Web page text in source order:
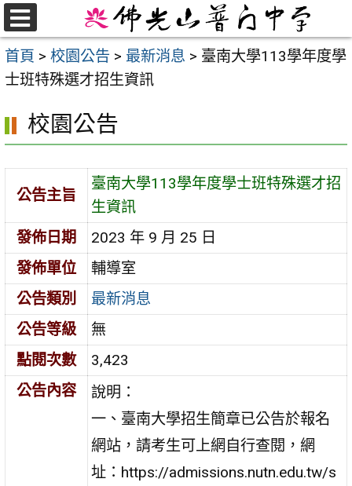
跳
至
主
要
首頁 > 校園公告 > 最新消息 > 臺南大學113學年度學
士班特殊選才招生資訊
校園公告
公告主旨
臺南大學113學年度學士班特殊選才招
生資訊
發佈日期
2023 年 9 月 25 日
發佈單位
輔導室
公告類別
最新消息
公告等級
無
點閱次數
3,423
公告內容
說明：
一、臺南大學招生簡章已公告於報名
網站，請考生可上網自行查閱，網
址：https://admissions.nutn.edu.tw/s
選
單